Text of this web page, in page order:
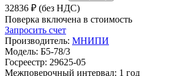
32836 ₽ (без НДС)
Поверка включена в стоимость
Запросить счет
Производитель: МНИПИ
Модель: Б5-78/3
Госреестр: 29625-05
Межповерочный интервал: 1 год